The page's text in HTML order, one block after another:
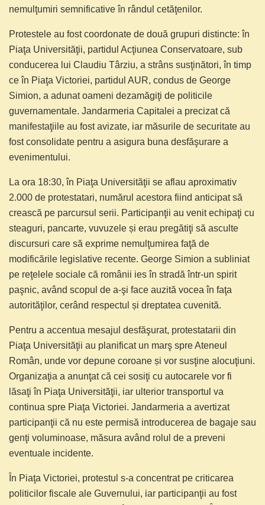
nemulţumiri semnificative în rândul cetăţenilor.
Protestele au fost coordonate de două grupuri distincte: în
Piaţa Universităţii, partidul Acţiunea Conservatoare, sub
conducerea lui Claudiu Târziu, a strâns susţinători, în timp
ce în Piaţa Victoriei, partidul AUR, condus de George
Simion, a adunat oameni dezamăgiţi de politicile
guvernamentale. Jandarmeria Capitalei a precizat că
manifestaţiile au fost avizate, iar măsurile de securitate au
fost consolidate pentru a asigura buna desfăşurare a
evenimentului.
La ora 18:30, în Piaţa Universităţii se aflau aproximativ
2.000 de protestatari, numărul acestora fiind anticipat să
crească pe parcursul serii. Participanţii au venit echipaţi cu
steaguri, pancarte, vuvuzele și erau pregătiţi să asculte
discursuri care să exprime nemulţumirea faţă de
modificările legislative recente. George Simion a subliniat
pe reţelele sociale că românii ies în stradă într-un spirit
paşnic, având scopul de a-şi face auzită vocea în faţa
autorităţilor, cerând respectul și dreptatea cuvenită.
Pentru a accentua mesajul desfăşurat, protestatarii din
Piaţa Universităţii au planificat un marş spre Ateneul
Român, unde vor depune coroane și vor susţine alocuţiuni.
Organizaţia a anunţat că cei sosiţi cu autocarele vor fi
lăsaţi în Piaţa Universităţii, iar ulterior transportul va
continua spre Piaţa Victoriei. Jandarmeria a avertizat
participanţii că nu este permisă introducerea de bagaje sau
genţi voluminoase, măsura având rolul de a preveni
eventuale incidente.
În Piaţa Victoriei, protestul s-a concentrat pe criticarea
politicilor fiscale ale Guvernului, iar participanţii au fost